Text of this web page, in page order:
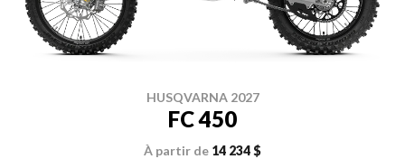
HUSQVARNA 2027
FC 450
À partir de 14 234 $